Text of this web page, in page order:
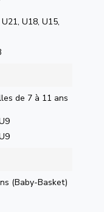
U18, U15,
de 7 à 11 ans
(Baby-Basket)